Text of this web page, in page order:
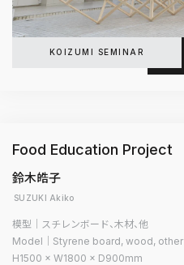
KOIZUMI SEMINAR
Food Education Project
鈴木皓子
SUZUKI Akiko
模型｜スチレンボード、木材、他
Model｜Styrene board, wood, other
H1500 × W1800 × D900mm